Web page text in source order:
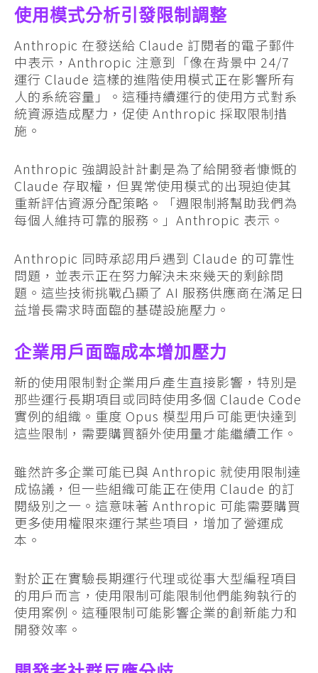
使用模式分析引發限制調整
Anthropic 在發送給 Claude 訂閱者的電子郵件
中表示，Anthropic 注意到「像在背景中 24/7
運行 Claude 這樣的進階使用模式正在影響所有
人的系統容量」。這種持續運行的使用方式對系
統資源造成壓力，促使 Anthropic 採取限制措
施。
Anthropic 強調設計計劃是為了給開發者慷慨的
Claude 存取權，但異常使用模式的出現迫使其
重新評估資源分配策略。「週限制將幫助我們為
每個人維持可靠的服務。」Anthropic 表示。
Anthropic 同時承認用戶遇到 Claude 的可靠性
問題，並表示正在努力解決未來幾天的剩餘問
題。這些技術挑戰凸顯了 AI 服務供應商在滿足日
益增長需求時面臨的基礎設施壓力。
企業用戶面臨成本增加壓力
新的使用限制對企業用戶產生直接影響，特別是
那些運行長期項目或同時使用多個 Claude Code
實例的組織。重度 Opus 模型用戶可能更快達到
這些限制，需要購買額外使用量才能繼續工作。
雖然許多企業可能已與 Anthropic 就使用限制達
成協議，但一些組織可能正在使用 Claude 的訂
閱級別之一。這意味著 Anthropic 可能需要購買
更多使用權限來運行某些項目，增加了營運成
本。
對於正在實驗長期運行代理或從事大型編程項目
的用戶而言，使用限制可能限制他們能夠執行的
使用案例。這種限制可能影響企業的創新能力和
開發效率。